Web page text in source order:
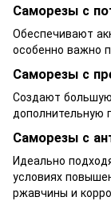
Саморезы с
Обеспечивают
особенно важно
Саморезы с
Создают
дополнительную
Саморезы с
Идеально
условиях
ржавчины и